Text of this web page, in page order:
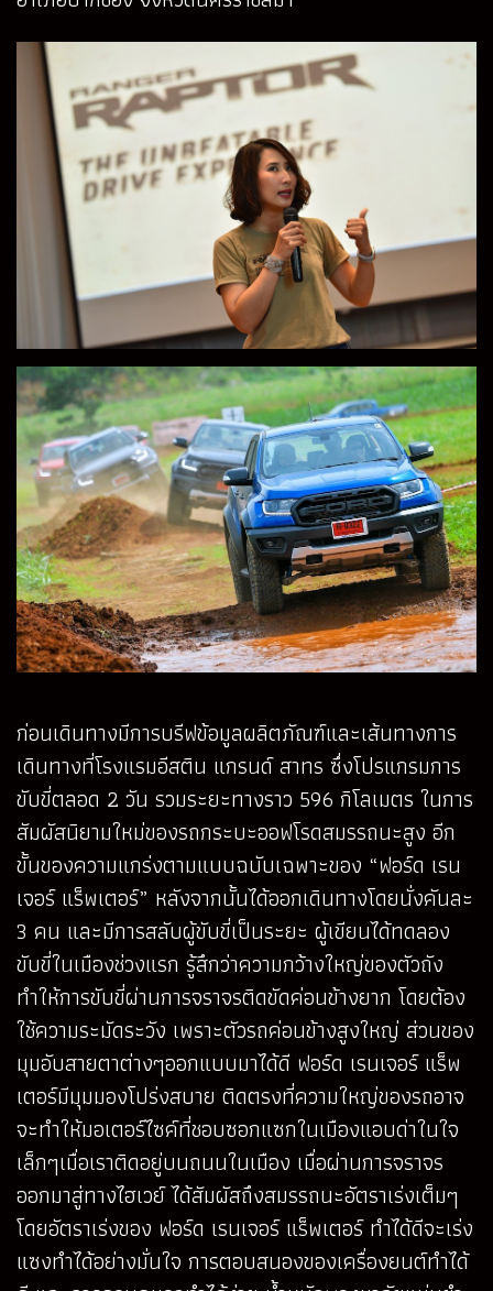
ก่อนเดินทางมีการบรีฟข้อมูลผลิตภัณฑ์และเส้นทางการ
เดินทางที่โรงแรมอีสติน แกรนด์ สาทร ซึ่งโปรแกรมการ
ขับขี่ตลอด 2 วัน รวมระยะทางราว 596 กิโลเมตร ในการ
สัมผัสนิยามใหม่ของรถกระบะออฟโรดสมรรถนะสูง อีก
ขั้นของความแกร่งตามแบบฉบับเฉพาะของ “ฟอร์ด เรน
เจอร์ แร็พเตอร์” หลังจากนั้นได้ออกเดินทางโดยนั่งคันละ
3 คน และมีการสลับผู้ขับขี่เป็นระยะ ผู้เขียนได้ทดลอง
ขับขี่ในเมืองช่วงแรก รู้สึกว่าความกว้างใหญ่ของตัวถัง
ทำให้การขับขี่ผ่านการจราจรติดขัดค่อนข้างยาก โดยต้อง
ใช้ความระมัดระวัง เพราะตัวรถค่อนข้างสูงใหญ่ ส่วนของ
มุมอับสายตาต่างๆออกแบบมาได้ดี ฟอร์ด เรนเจอร์ แร็พ
เตอร์มีมุมมองโปร่งสบาย ติดตรงที่ความใหญ่ของรถอาจ
จะทำให้มอเตอร์ไซค์ที่ชอบซอกแซกในเมืองแอบด่าในใจ
เล็กๆเมื่อเราติดอยู่บนถนนในเมือง เมื่อผ่านการจราจร
ออกมาสู่ทางไฮเวย์ ได้สัมผัสถึงสมรรถนะอัตราเร่งเต็มๆ
โดยอัตราเร่งของ ฟอร์ด เรนเจอร์ แร็พเตอร์ ทำได้ดีจะเร่ง
แซงทำได้อย่างมั่นใจ การตอบสนองของเครื่องยนต์ทำได้